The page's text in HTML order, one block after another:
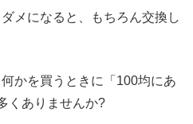
メになると、もちろん交換し
かを買うときに「100均にあ
くありませんか?